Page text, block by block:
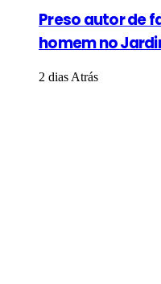
Preso autor de
homem no
2 dias Atrás